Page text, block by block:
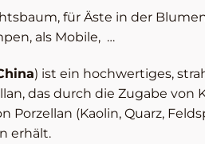
für Äste in der
als Mobile, …
) ist ein hochwertiges,
das durch die Zugabe von
Porzellan (Kaolin, Quarz,
erhält.